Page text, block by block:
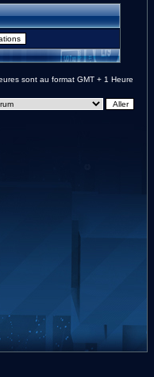
sont au format GMT + 1 Heure